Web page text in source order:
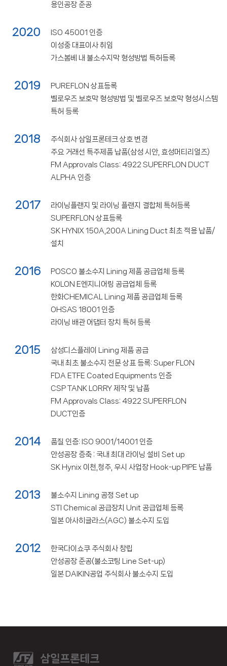
용인공장 준공
2020
ISO 45001 인증
이성중 대표이사 취임
가스봄베 내 불소수지막 형성방법 특허등록
2019
PUREFLON 상표등록
벨로우즈 보호막 형성방법 및 벨로우즈 보호막 형성시스템
특허 등록
2018
주식회사 삼일프론테크 상호 변경
주요 거래선 특주제품 납품(삼성 시안, 효성머티리얼즈)
FM Approvals Class: 4922 SUPERFLON DUCT
ALPHA 인증
2017
라이닝플랜지 및 라이닝 플랜지 결합체 특허등록
SUPERFLON 상표등록
SK HYNIX 150A,200A Lining Duct 최초 적용 납품/
설치
2016
POSCO 불소수지 Lining 제품 공급업체 등록
KOLON E엔지니어링 공급업체 등록
한화CHEMICAL Lining 제품 공급업체 등록
OHSAS 18001 인증
라이닝 배관 어댑터 장치 특허 등록
2015
삼성디스플레이 Lining 제품 공급
국내 최초 불소수지 전문 상표 등록: Super FLON
FDA ETFE Coated Equipments 인증
CSP TANK LORRY 제작 및 납품
FM Approvals Class: 4922 SUPERFLON
DUCT인증
2014
품질 인증: ISO 9001/14001 인증
안성공장 증축 : 국내 최대 라이닝 설비 Set up
SK Hynix 이천,청주, 우시 사업장 Hook-up PIPE 납품
2013
불소수지 Lining 공정 Set up
STI Chemical 공급장치 Unit 공급업체 등록
일본 아사히글라스(AGC) 불소수지 도입
2012
한국다이쇼쿠 주식회사 창립
안성공장 준공(불소코팅 Line Set-up)
일본 DAIKIN공업 주식회사 불소수지 도입